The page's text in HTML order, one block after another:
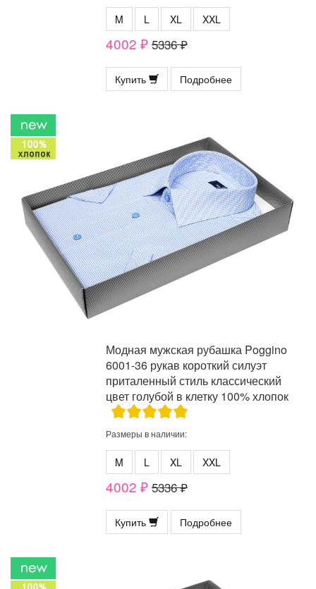
M L XL XXL
4002 ₽ 5336 ₽
Купить Подробнее
Модная мужская рубашка Poggino
6001-36 рукав короткий силуэт
приталенный стиль классический
цвет голубой в клетку 100% хлопок
Размеры в наличии:
M L XL XXL
4002 ₽ 5336 ₽
Купить Подробнее